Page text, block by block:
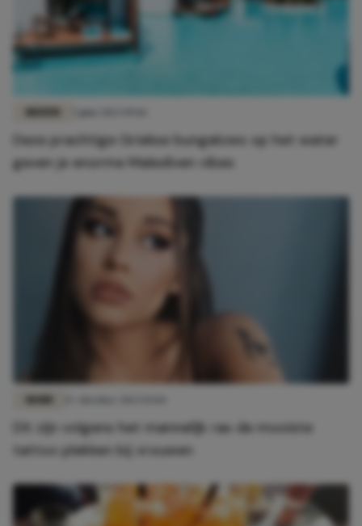
Deze prachtige Griekse bungalows op het water
geven je enorme Malediven vibes
Dit zijn volgens het mannelijk ras de mooiste
tattoo plekken bij vrouwen